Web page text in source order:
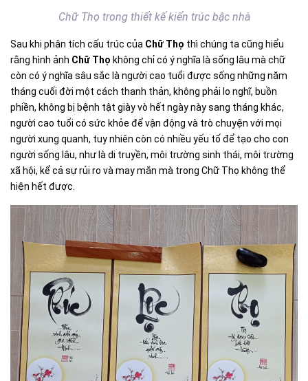
Chữ Thọ trong thiết kế kiến trúc bậc nhà
Sau khi phân tích cấu trúc của Chữ Thọ thì chúng ta cũng hiểu
rằng hình ảnh Chữ Thọ không chỉ có ý nghĩa là sống lâu mà chữ
còn có ý nghĩa sâu sắc là người cao tuổi được sống những năm
tháng cuối đời một cách thanh thản, không phải lo nghĩ, buồn
phiền, không bị bệnh tật giày vò hết ngày này sang tháng khác,
người cao tuổi có sức khỏe để vận động và trò chuyện với mọi
người xung quanh, tuy nhiên còn có nhiều yếu tố để tạo cho con
người sống lâu, như là di truyền, môi trường sinh thái, môi trường
xã hội, kể cả sự rủi ro và may mắn mà trong Chữ Thọ không thể
hiện hết được.